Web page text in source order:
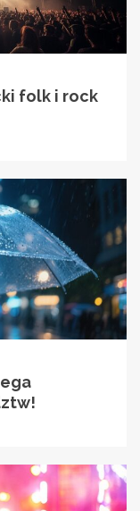
folk i rock